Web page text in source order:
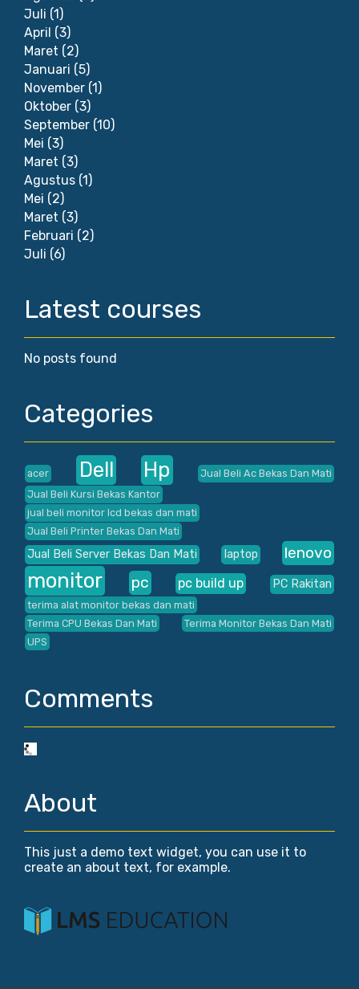
Juli (1)
April (3)
Maret (2)
Januari (5)
November (1)
Oktober (3)
September (10)
Mei (3)
Maret (3)
Agustus (1)
Mei (2)
Maret (3)
Februari (2)
Juli (6)
Latest courses
No posts found
Categories
acer Dell Hp
Jual Beli Ac Bekas Dan Mati
Jual Beli Kursi Bekas Kantor
jual beli monitor lcd bekas dan mati
Jual Beli Printer Bekas Dan Mati
Jual Beli Server Bekas Dan Mati laptop lenovo
monitor pc pc build up PC Rakitan
terima alat monitor bekas dan mati
Terima CPU Bekas Dan Mati
Terima Monitor Bekas Dan Mati
UPS
Comments
About
This just a demo text widget, you can use it to
create an about text, for example.